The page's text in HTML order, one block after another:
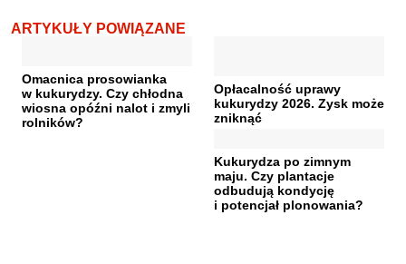
ARTYKUŁY POWIĄZANE
Omacnica prosowianka
w kukurydzy. Czy chłodna
wiosna opóźni nalot i zmyli
rolników?
Opłacalność uprawy
kukurydzy 2026. Zysk może
zniknąć
Kukurydza po zimnym
maju. Czy plantacje
odbudują kondycję
i potencjał plonowania?